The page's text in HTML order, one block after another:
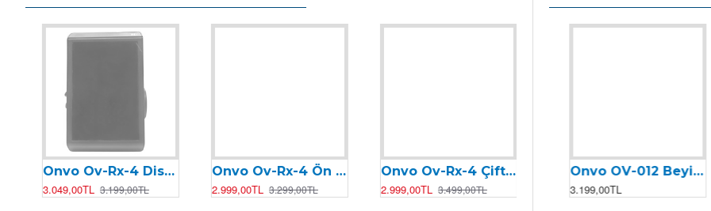
Onvo Ov-Rx-4 Display
3.049,00TL 3.199,00TL
Onvo Ov-Rx-4 Ön Fren Kaliperi NUTT
2.999,00TL 3.299,00TL
Onvo Ov-Rx-4 Çift Fren Kolu ( Sağ ve Sol Fren Kolu ) NUTT
2.999,00TL 3.499,00TL
Onvo Ov-006 Motor Kontrolcüsü (Beyin)
2.499,00TL 2.599,00TL
Onvo OV-007 Motor Kontrolcüsü (Beyin)
2.199,00TL
Onvo OV-011 Motor Kontrolcüsü (Beyin)
2.399,00TL 2.499,00TL
Onvo OV-012 Beyin (2024)
3.199,00TL